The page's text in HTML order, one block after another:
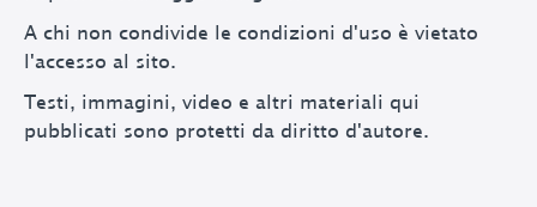
A chi non condivide le condizioni d'uso è vietato
l'accesso al sito.
Testi, immagini, video e altri materiali qui
pubblicati sono protetti da diritto d'autore.